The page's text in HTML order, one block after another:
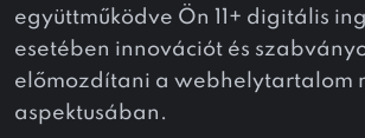
együttműködve Ön 11+ digitális
esetében innovációt és
előmozdítani a webhelytartalom
aspektusában.